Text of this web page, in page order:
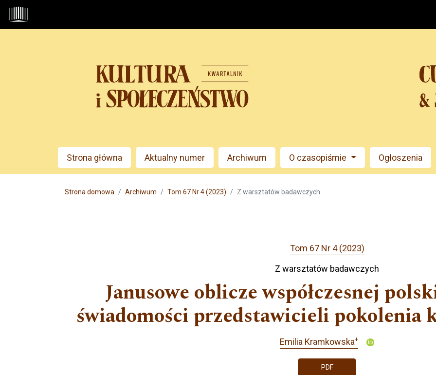
Przejdź do głównego menu
Przejdź do sekcji głównej
Przejdź do stopki
Admin menu
Main menu
Strona główna Aktualny numer Archiwum O czasopiśmie Ogłoszenia
Strona domowa Archiwum Tom 67 Nr 4 (2023) Z warsztatów badawczych
Tom 67 Nr 4 (2023)
Z warsztatów badawczych
Janusowe oblicze współczesnej
świadomości przedstawicieli pokolenia
Emilia Kramkowska+
PDF